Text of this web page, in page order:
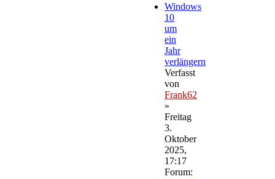
Windows
10
um
ein
Jahr
verlängern
Verfasst
von
Frank62
»
Freitag
3.
Oktober
2025,
17:17
Forum: